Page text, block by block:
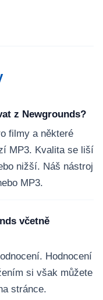
z Newgrounds?
filmy a některé
MP3. Kvalita se liší
nižší. Náš nástroj
MP3.
včetně
Hodnocení
si však můžete
stránce.